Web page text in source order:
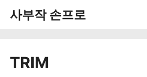
사부작 손프로
TRIM